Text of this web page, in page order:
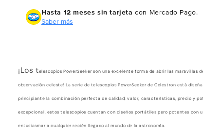
Hasta 12 meses sin tarjeta con Mercado Pago.
Saber más
¡Los telescopios PowerSeeker son una excelente forma de abrir las maravillas
observación celeste! La serie de telescopios PowerSeeker de Celestron está
principiante la combinación perfecta de calidad, valor, características, precio y
excepcional, estos telescopios cuentan con diseños portátiles pero potentes con
entusiasmar a cualquier recién llegado al mundo de la astronomía.